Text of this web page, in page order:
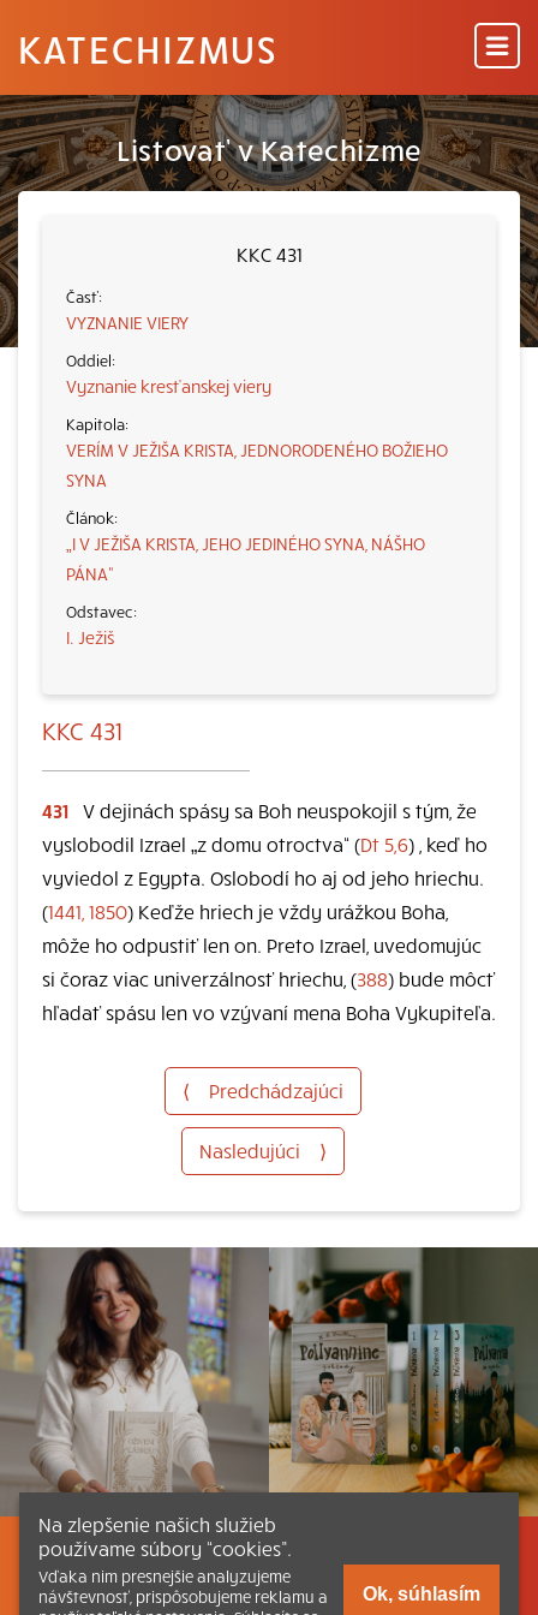
KATECHIZMUS
Listovať v Katechizme
KKC 431
VYZNANIE VIERY
Vyznanie kresťanskej viery
VERÍM V JEŽIŠA KRISTA, JEDNORODENÉHO BOŽIEHO
SYNA
„I V JEŽIŠA KRISTA, JEHO JEDINÉHO SYNA, NÁŠHO
PÁNA“
I. Ježiš
KKC 431
431 V dejinách spásy sa Boh neuspokojil s tým, že
vyslobodil Izrael „z domu otroctva“ (Dt 5,6) , keď ho
vyviedol z Egypta. Oslobodí ho aj od jeho hriechu.
(1441, 1850) Keďže hriech je vždy urážkou Boha,
môže ho odpustiť len on. Preto Izrael, uvedomujúc
si čoraz viac univerzálnosť hriechu, (388) bude môcť
hľadať spásu len vo vzývaní mena Boha Vykupiteľa.
⟨ Predchádzajúci
Nasledujúci ⟩
Listovať Obsah Dokumenty a články
Na zlepšenie našich služieb
používame súbory “cookies”.
Vďaka nim presnejšie analyzujeme
návštevnosť, prispôsobujeme reklamu a
Ok, súhlasím